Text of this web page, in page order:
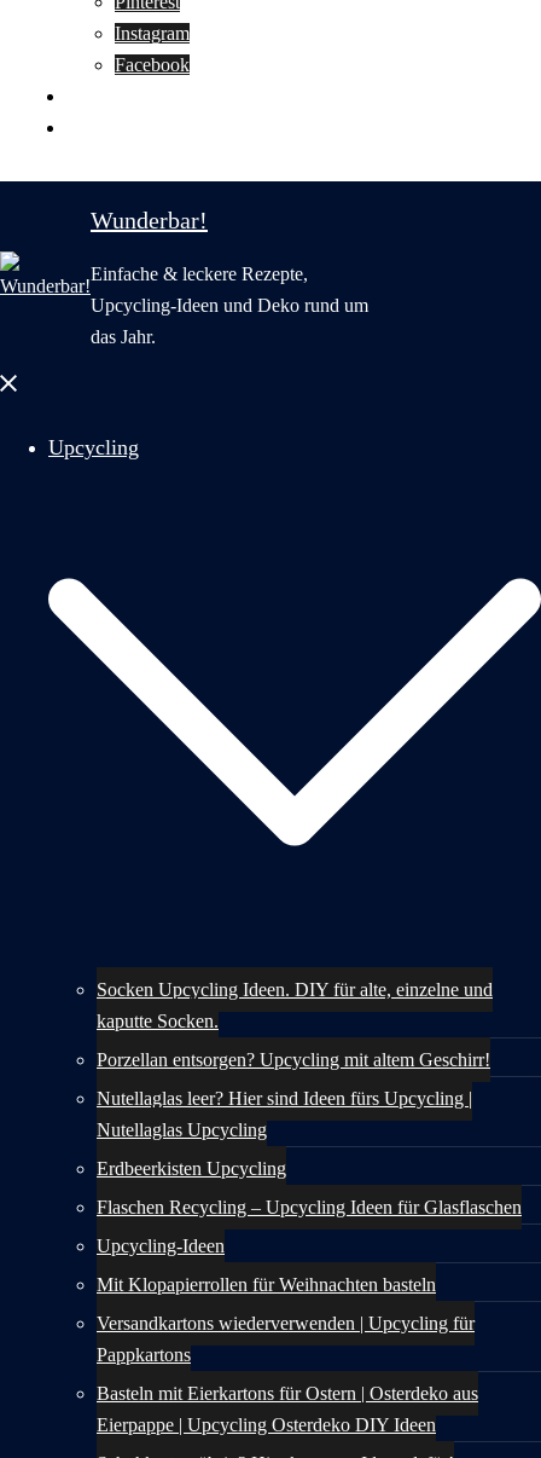
Instagram
Facebook
Wunderbar!
Einfache & leckere Rezepte,
Upcycling-Ideen und Deko rund um
das Jahr.
Menü
Upcycling
Socken Upcycling Ideen. DIY für alte, einzelne und
kaputte Socken.
Porzellan entsorgen? Upcycling mit altem Geschirr!
Nutellaglas leer? Hier sind Ideen fürs Upcycling |
Nutellaglas Upcycling
Erdbeerkisten Upcycling
Flaschen Recycling – Upcycling Ideen für Glasflaschen
Upcycling-Ideen
Mit Klopapierrollen für Weihnachten basteln
Versandkartons wiederverwenden | Upcycling für
Pappkartons
Basteln mit Eierkartons für Ostern | Osterdeko aus
Eierpappe | Upcycling Osterdeko DIY Ideen